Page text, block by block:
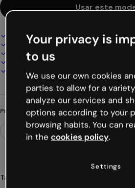
Usar este
Design interativo e animado
100% personalizável
Adicione áudio, vídeo e multimídia
Apresente, compartilhe ou publique
Baixe em PDF, MP4 e outros formatos
Procurando algo diferente?
Tags
Your privacy is
to us
We use our own cookies
parties to allow for a
analyze our services and
options according to your
browsing habits. You can
in the cookies policy.
Settings